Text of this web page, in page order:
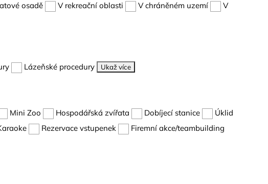
osadě V rekreační oblasti V chráněném uzemí
V
Lázeňské procedury Ukaž více
Mini Zoo Hospodářská zvířata Dobíjecí stanice
Úklid
Rezervace vstupenek
Firemní akce/teambuilding